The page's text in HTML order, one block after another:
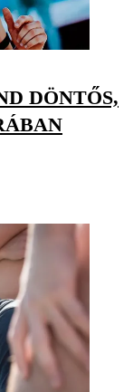
DÖNTŐS,